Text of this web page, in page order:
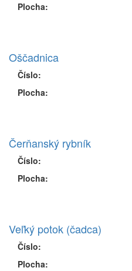
Plocha:
Oščadnica
Číslo:
Plocha:
Čerňanský rybník
Číslo:
Plocha:
Veľký potok (čadca)
Číslo:
Plocha: